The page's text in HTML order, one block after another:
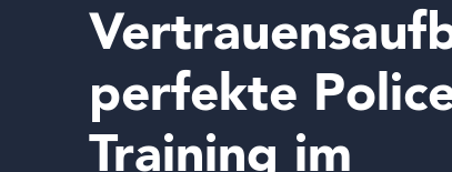
Über uns
Demo buchen
perfekte
Training im